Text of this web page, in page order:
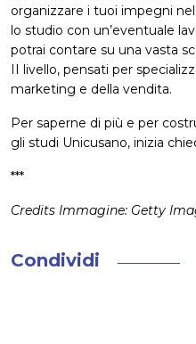
organizzare i tuoi impegni
lo studio con un’eventuale
potrai contare su una vasta
II livello, pensati per
marketing e della vendita.
Per saperne di più e per
gli studi Unicusano, inizia
***
Credits Immagine: Getty
Condividi